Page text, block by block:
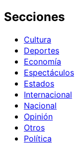
Secciones
Cultura
Deportes
Economía
Espectáculos
Estados
Internacional
Nacional
Opinión
Otros
Política